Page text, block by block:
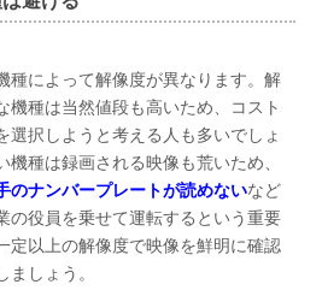
種によって解像度が異なります。解
機種は当然値段も高いため、コスト
選択しようと考える人も多いでしょ
機種は録画される映像も荒いため、
のナンバープレートが読めないなど
の役員を乗せて運転するという重要
定以上の解像度で映像を鮮明に確認
しょう。